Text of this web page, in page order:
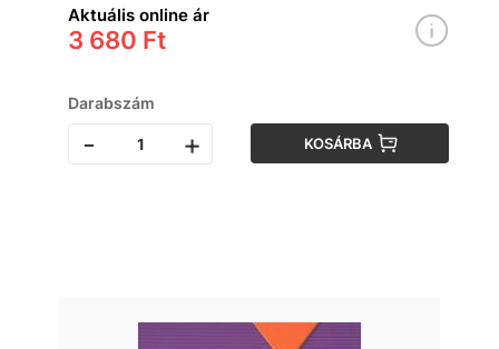
Aktuális online ár
3 680 Ft
Darabszám
- + KOSÁRBA